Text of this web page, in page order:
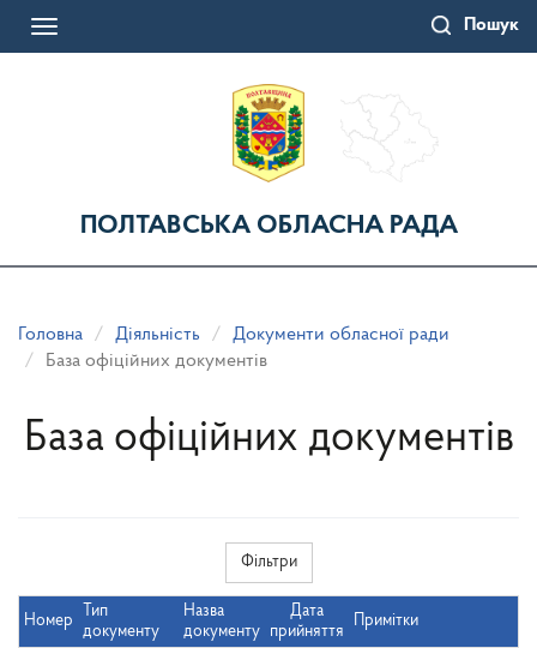
Пошук
Toggle
ПОЛТАВСЬКА ОБЛАСНА РАДА
Головна Діяльність
Документи обласної ради
База офіційних документів
База офіційних документів
Фільтри
Номер
Тип
документу
Назва
документу
Дата
прийняття
Примітки